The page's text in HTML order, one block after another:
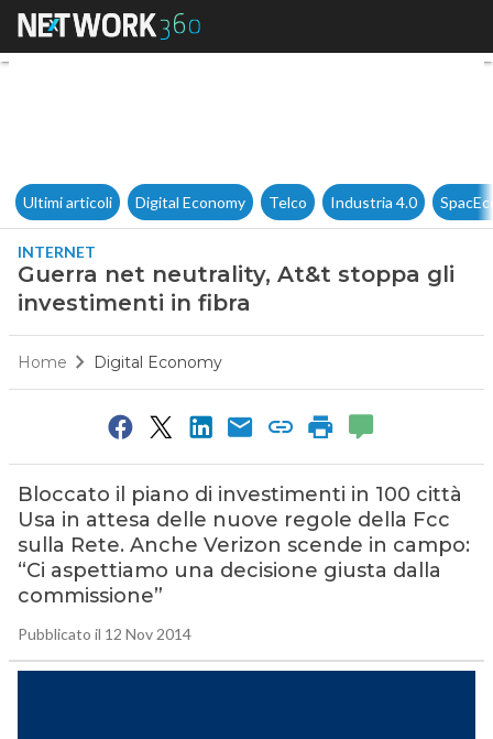
Guerra net neutrality, At&t
Ultimi articoli Digital Economy Telco Industria 4.0
INTERNET
Guerra net neutrality, At&t stoppa gli
investimenti in fibra
Home Digital Economy
Bloccato il piano di investimenti in 100 città
Usa in attesa delle nuove regole della Fcc
sulla Rete. Anche Verizon scende in campo:
“Ci aspettiamo una decisione giusta dalla
commissione”
Pubblicato il 12 Nov 2014